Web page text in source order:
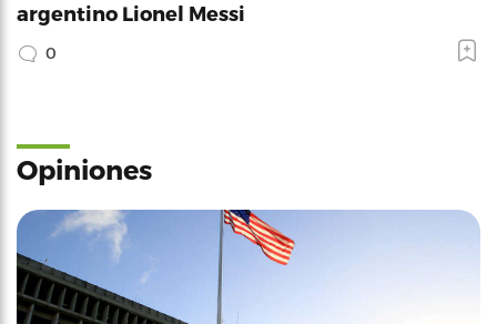
argentino Lionel Messi
0
Opiniones